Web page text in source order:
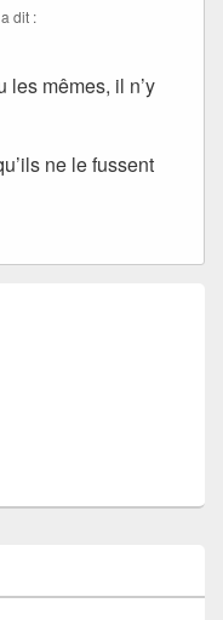
a dit :
les mêmes, il n’y
ne le fussent